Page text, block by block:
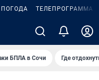
ПОГОДА ТЕЛЕПРОГРАММА
БПЛА в Сочи Где